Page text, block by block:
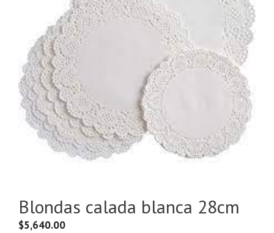
Blondas calada blanca 28cm
$5,640.00